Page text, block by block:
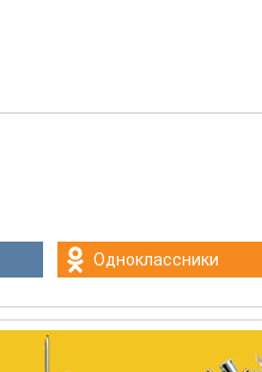
Одноклассники